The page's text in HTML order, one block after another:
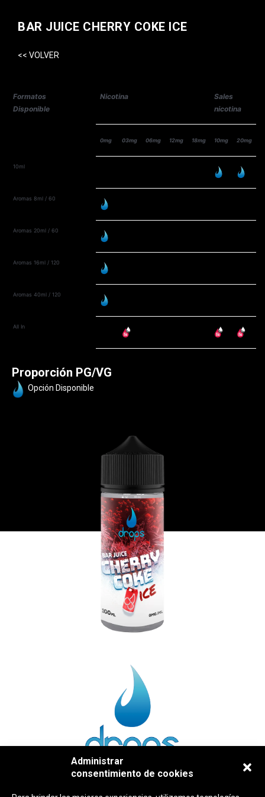
Administrar
consentimiento de cookies
BAR JUICE CHERRY COKE ICE
<< VOLVER
Formatos
Disponible
Nicotina
Sales
nicotina
0mg 03mg 06mg 12mg 18mg 10mg 20mg
10ml
Aromas 8ml / 60
Aromas 20ml / 60
Aromas 16ml / 120
Aromas 40ml / 120
All In
Proporción PG/VG
Opción Disponible